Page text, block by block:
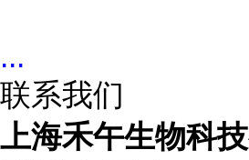
...
联系我们
上海禾午生物科